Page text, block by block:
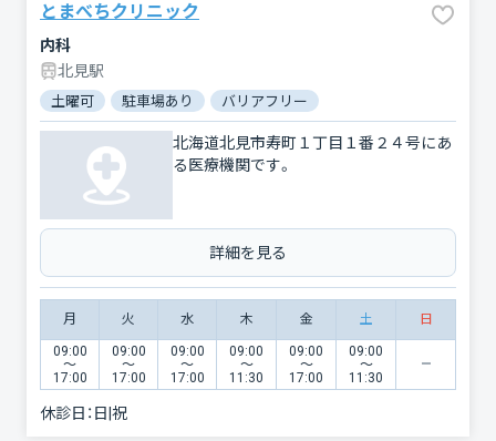
とまべちクリニック
内科
北見駅
土曜可 駐車場あり バリアフリー
北海道北見市寿町１丁目１番２４号にあ
る医療機関です。
詳細を見る
月 火 水 木 金 土 日
09:00
〜
17:00
09:00
〜
17:00
09:00
〜
17:00
09:00
〜
11:30
09:00
〜
17:00
09:00
〜
11:30
休診日： 日|祝